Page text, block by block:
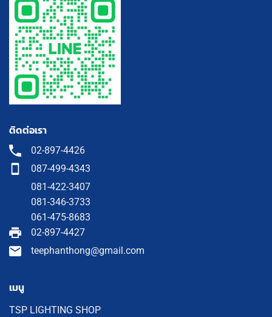
ติดต่อเรา
02-897-4426
087-499-4343
081-422-3407
081-346-3733
061-475-8683
02-897-4427
teephanthong@gmail.com
เมนู
TSP LIGHTING SHOP